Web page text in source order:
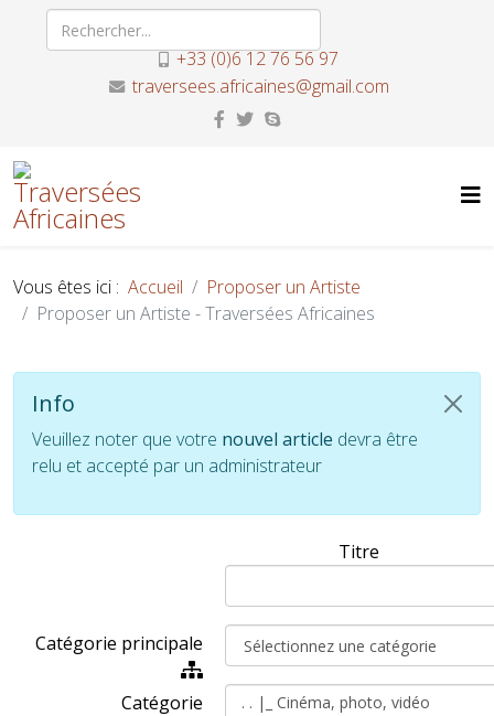
+33 (0)6 12 76 56 97
traversees.africaines@gmail.com
Vous êtes ici : Accueil
Proposer un Artiste
Proposer un Artiste - Traversées Africaines
Info
Veuillez noter que votre nouvel article devra être
relu et accepté par un administrateur
Titre
Catégorie principale
Catégorie